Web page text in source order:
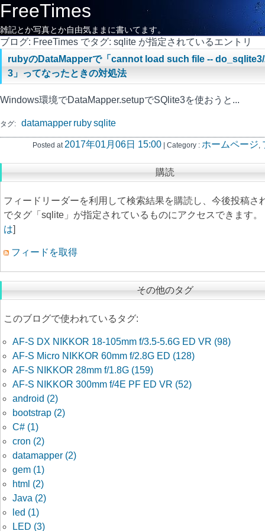
FreeTimes
雑記とか写真とか自由気ままに書いてます。
ブログ: FreeTimes でタグ: sqlite が指定されているエントリ
rubyのDataMapperで「cannot load such file --
3」ってなったときの対処法
Windows環境でDataMapper.setupでSQlite3を使おうと...
タグ: datamapper rubysqlite
Posted at 2017年01月06日 15:00 | Category : ホームページ,
購読
フィードリーダーを利用して検索結果を購読し、今後投稿さ
でタグ「sqlite」が指定されているものにアクセスできます。
は]
フィードを取得
その他のタグ
このブログで使われているタグ:
AF-S DX NIKKOR 18-105mm f/3.5-5.6G ED VR (98)
AF-S Micro NIKKOR 60mm f/2.8G ED (128)
AF-S NIKKOR 28mm f/1.8G (159)
AF-S NIKKOR 300mm f/4E PF ED VR (52)
android (2)
bootstrap (2)
C# (1)
cron (2)
datamapper (2)
gem (1)
html (2)
Java (2)
led (1)
LED (3)